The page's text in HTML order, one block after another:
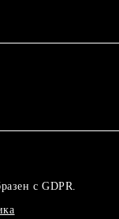
с GDPR.